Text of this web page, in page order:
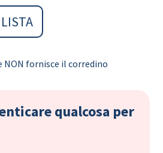
NON fornisce il corredino
qualcosa per